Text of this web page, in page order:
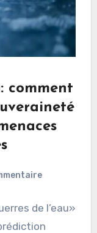
comment
de l’eau»